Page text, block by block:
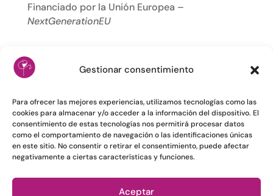
Gestionar consentimiento
Para ofrecer las mejores experiencias, utilizamos tecnologías como las
cookies para almacenar y/o acceder a la información del dispositivo. El
consentimiento de estas tecnologías nos permitirá procesar datos
como el comportamiento de navegación o las identificaciones únicas
en este sitio. No consentir o retirar el consentimiento, puede afectar
negativamente a ciertas características y funciones.
Aceptar
Financiado por la Unión Europea –
NextGenerationEU